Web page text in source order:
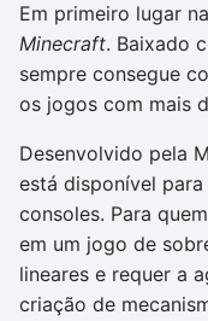
Em primeiro lugar
Minecraft. Baixado
sempre consegue
os jogos com mais
Desenvolvido pela
está disponível
consoles. Para
em um jogo de
lineares e requer a
criação de